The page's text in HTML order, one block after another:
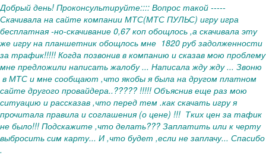
Добрый день! Проконсультируйте:::: Вопрос такой -----
Скачивала на сайте компании МТС(МТС ПУЛЬС) игру игра
бесплатная -но-скачивание 0,67 коп обощлось ,а скачивала эту
же игру на планшетник обощлось мне 1820 руб задолженности
за трафик!!!!! Когда позвонив в компанию и сказав мою проблему
мне предложили написать жалобу ... Написала жду жду ... Звоню
в МТС и мне сообщают ,что якобы я была на другом платном
сайте другого провайдера..????? !!!!! Объяснив еще раз мою
ситуацию и рассказав ,что перед тем .как скачать игру я
прочитала правила и соглашения (о цене) !!! Тких цен за тафик
не было!!! Подскажите ,что делать??? Заплатить или к черту
выбросить сим карту... И ,что будет ,если не заплачу... Спасибо
.